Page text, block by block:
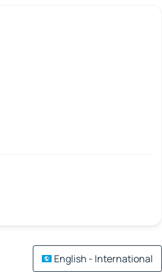
English - International